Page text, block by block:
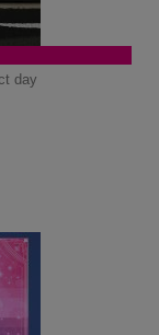
day